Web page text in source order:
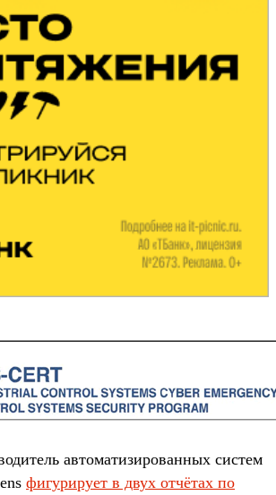
автоматизированных систем
фигурирует в двух отчётах по